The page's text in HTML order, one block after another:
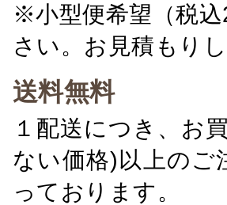
※小型便希望（税
さい。お見積もり
送料無料
１配送につき、お
ない価格)以上のご
っております。